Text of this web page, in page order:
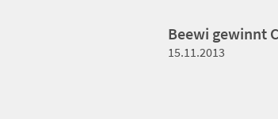
Beewi gewinnt
15.11.2013